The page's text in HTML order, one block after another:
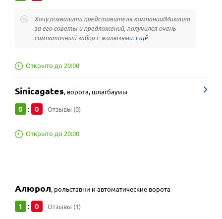
Хочу похвалить представителя компании!Михаила
за его советы и предложений, получился очень
симпатичный забор с жалюзями.
Открыто до 20:00
Sinicagates, ворота, шлагбаумы
0 : 0 Отзывы (0)
Открыто до 20:00
Алюрол, рольставни и автоматические ворота
1 : 0 Отзывы (1)